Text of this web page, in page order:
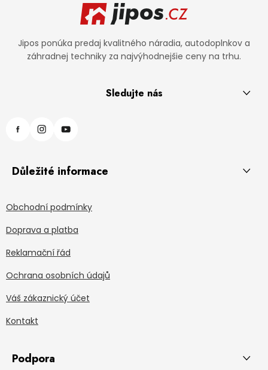
Jipos ponúka predaj kvalitného náradia, autodoplnkov a
záhradnej techniky za najvýhodnejšie ceny na trhu.
Sledujte nás
Důležité informace
Obchodní podmínky
Doprava a platba
Reklamační řád
Ochrana osobních údajů
Váš zákaznický účet
Kontakt
Podpora